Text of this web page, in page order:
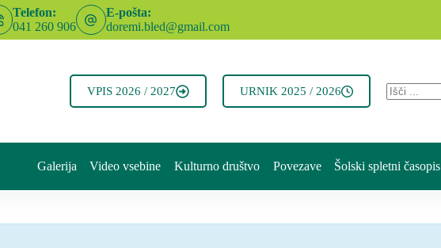
Telefon:
041 260 906
E-pošta:
doremi.bled@gmail.com
VPIS 2026 / 2027 URNIK 2025 / 2026
Galerija Video vsebine Kulturno društvo Povezave Šolski spletni časopis